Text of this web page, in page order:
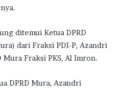
ditemui Ketua DPRD
dari Fraksi PDI-P, Azandri
Fraksi PKS, Al Imron.
DPRD Mura, Azandri